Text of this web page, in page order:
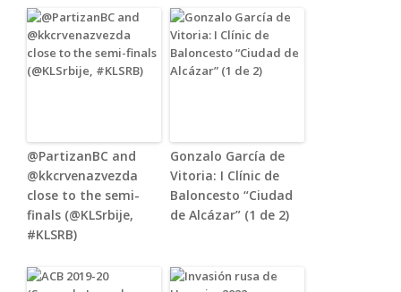
@PartizanBC and
@kkcrvenazvezda
close to the semi-
finals (@KLSrbije,
#KLSRB)
Gonzalo García de
Vitoria: I Clínic de
Baloncesto “Ciudad
de Alcázar” (1 de 2)